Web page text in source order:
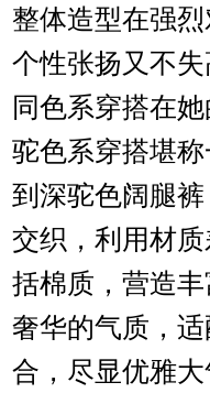
整体造型在强烈
个性张扬又不失
同色系穿搭在她
驼色系穿搭堪
到深驼色阔腿
交织，利用材
括棉质，营造
奢华的气质，
合，尽显优雅大